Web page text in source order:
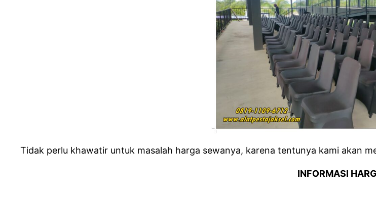
Tidak perlu khawatir untuk masalah harga sewanya, karena tentunya kami akan
INFORMASI